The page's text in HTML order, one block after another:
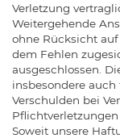
Verletzung
Weitergehende
ohne Rücksicht
dem Fehlen
ausgeschlossen.
insbesondere auch
Verschulden bei
Soweit unsere